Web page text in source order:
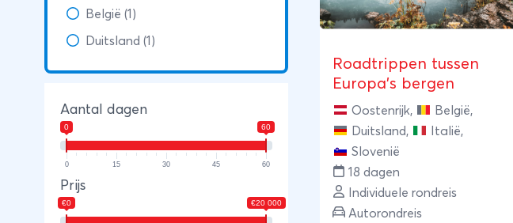
België (1)
Duitsland (1)
Aantal dagen
0 60
0 15 30 45 60
Prijs
€0 €20 000
Roadtrippen tussen
Europa’s bergen
Oostenrijk, België,
Duitsland, Italië,
Slovenië
18 dagen
Individuele rondreis
Autorondreis